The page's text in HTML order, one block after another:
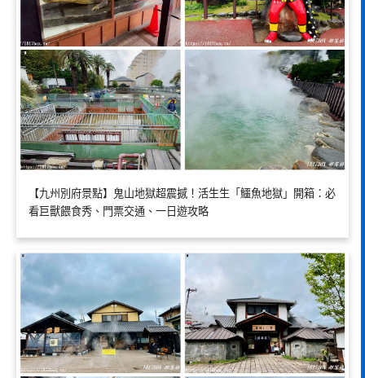
【九州別府景點】鬼山地獄超震撼！活生生「鱷魚地獄」開箱：必
看巨獸餵食秀、門票交通、一日遊攻略